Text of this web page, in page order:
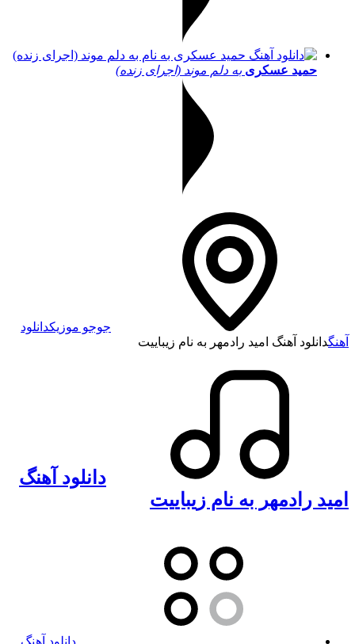
حمید عسکری به دلم موند (اجرای زنده)
جوجو موزیکدانلود
آهنگدانلود آهنگ امید رادمهر به نام زیباییت
دانلود آهنگ
امید رادمهر به نام زیباییت